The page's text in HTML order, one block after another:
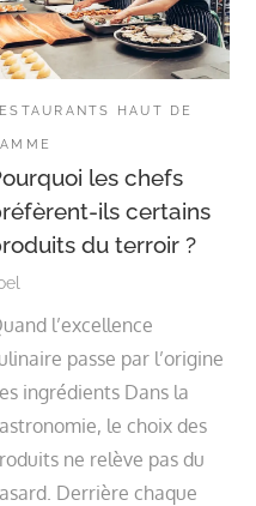
HAUT DE
les chefs
ils certains
du terroir ?
l’excellence
passe par l’origine
ingrédients Dans la
le choix des
ne relève pas du
Derrière chaque